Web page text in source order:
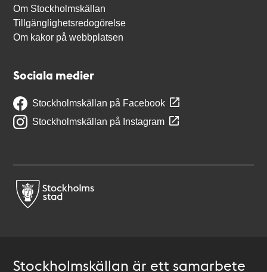
Om Stockholmskällan
Tillgänglighetsredogörelse
Om kakor på webbplatsen
Sociala medier
Stockholmskällan på Facebook
Stockholmskällan på Instagram
Stockholmskällan är ett samarbete